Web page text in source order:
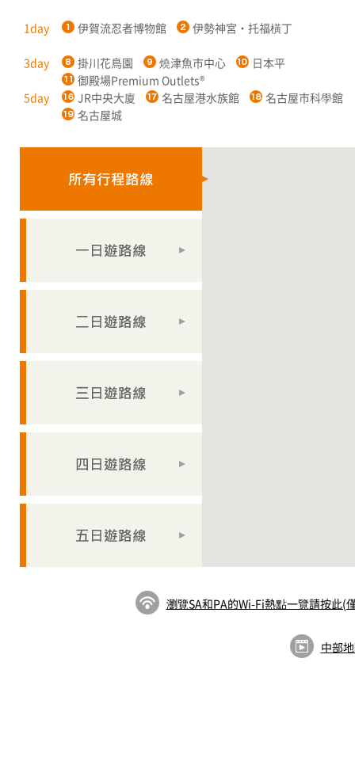
1day 伊賀流忍者博物館 伊勢神宮・托福橫丁
3day 掛川花鳥園 燒津魚市中心
日本平
御殿場Premium Outlets®
5day
JR中央大廈 名古屋港水族館
名古屋市科學館
名古屋城
瀏覽SA和PA的Wi-Fi熱點一覽請按此(
中部